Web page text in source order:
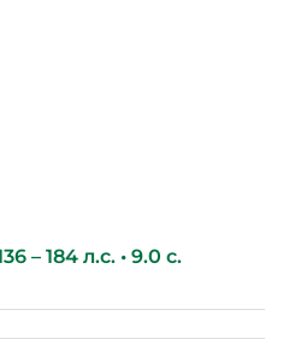
– 184 л.с. • 9.0 с.